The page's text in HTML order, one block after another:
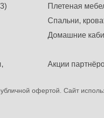
Плетеная
Спальни,
Домашние
Акции
офертой. Сайт